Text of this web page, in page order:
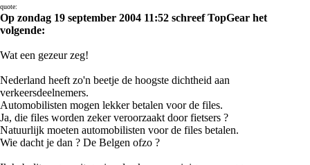
quote:
Op zondag 19 september 2004 11:52 schreef TopGear het
volgende:
Wat een gezeur zeg!
Nederland heeft zo'n beetje de hoogste dichtheid aan
verkeersdeelnemers.
Automobilisten mogen lekker betalen voor de files.
Ja, die files worden zeker veroorzaakt door fietsers ?
Natuurlijk moeten automobilisten voor de files betalen.
Wie dacht je dan ? De Belgen ofzo ?